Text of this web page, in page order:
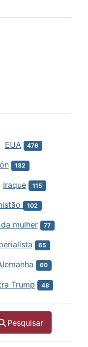
EUA 476
182
Iraque 115
102
mulher 77
65
60
Trump 48
Pesquisar